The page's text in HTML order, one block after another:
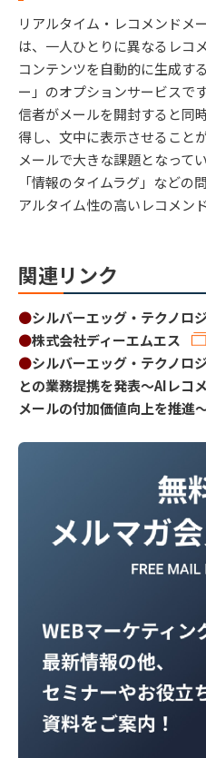
リアルタイム・レコメンドメ
は、一人ひとりに異なるレコ
コンテンツを自動的に生成す
ー」のオプションサービスで
信者がメールを開封すると同
得し、文中に表示させること
メールで大きな課題となって
「情報のタイムラグ」などの
アルタイム性の高いレコメン
関連リンク
●シルバーエッグ・テクノロ
●株式会社ディーエムエス
●シルバーエッグ・テクノロ
との業務提携を発表～AIレコ
メールの付加価値向上を推進